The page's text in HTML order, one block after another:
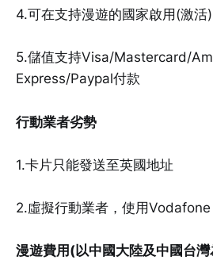
4.可在支持漫遊的國家啟用(激活
5.儲值支持Visa/Mastercard/
Express/Paypal付款
行動業者劣勢
1.卡片只能發送至英國地址
2.虛擬行動業者，使用
漫遊費用(以中國大陸及中國台